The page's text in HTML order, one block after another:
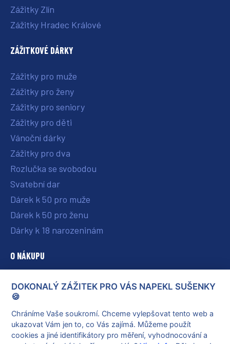
Zážitky Zlín
Zážitky Hradec Králové
ZÁŽITKOVÉ DÁRKY
Zážitky pro muže
Zážitky pro ženy
Zážitky pro seniory
Zážitky pro děti
Vánoční dárky
Zážitky pro dva
Rozlučka se svobodou
Svatební dar
Dárek k 50 pro muže
Dárek k 50 pro ženu
Dárky k 18 narozeninám
O NÁKUPU
O nás
Vše o nákupu
Reklamace a vrácení poukazu
Obchodní podmínky
DOKONALÝ ZÁŽITEK PRO VÁS NAPEKL SUŠENKY
🍪
Chráníme Vaše soukromí. Chceme vylepšovat tento web a
ukazovat Vám jen to, co Vás zajímá. Můžeme použít
cookies a jiné identifikátory pro měření, vyhodnocování a